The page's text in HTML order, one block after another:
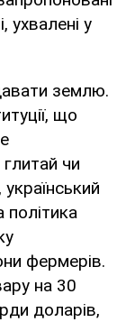
ухвалені у
землю.
що
чи
фермерів.
на 30
доларів,